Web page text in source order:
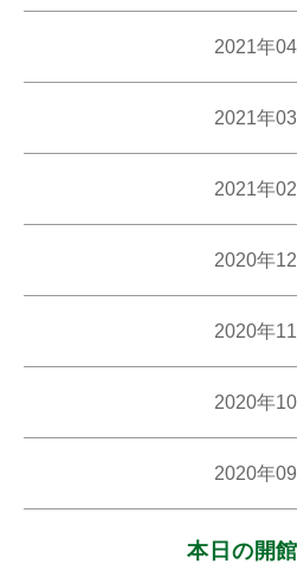
2021年
2021年
2021年
2020年
2020年
2020年
2020年
本日の開